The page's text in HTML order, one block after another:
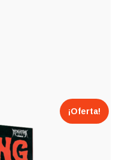
¡Oferta!